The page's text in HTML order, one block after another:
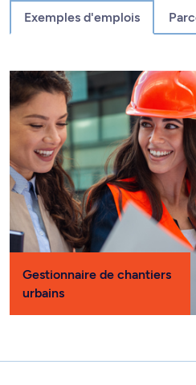
Exemples d'emplois
Gestionnaire de chantiers
urbains